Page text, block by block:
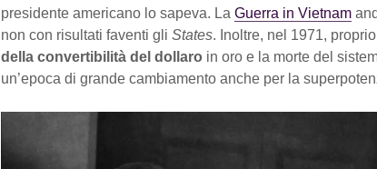
presidente americano lo sapeva. La Guerra in Vietnam
non con risultati faventi gli States. Inoltre, nel 1971,
della convertibilità del dollaro in oro e la morte del
un’epoca di grande cambiamento anche per la